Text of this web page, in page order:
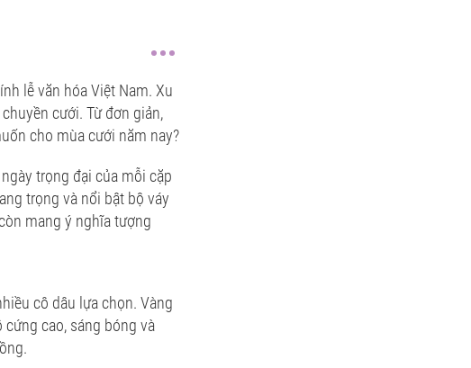
lễ văn hóa Việt Nam. Xu
cưới. Từ đơn giản,
cho mùa cưới năm nay?
trọng đại của mỗi cặp
trọng và nổi bật bộ váy
mang ý nghĩa tượng
cô dâu lựa chọn. Vàng
cao, sáng bóng và